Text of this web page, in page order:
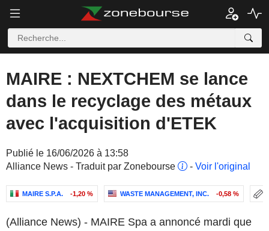
MAIRE : NEXTCHEM se lance
dans le recyclage des métaux
avec l'acquisition d'ETEK
Publié le 16/06/2026 à 13:58
Alliance News - Traduit par Zonebourse
- Voir l'original
MAIRE S.P.A. -1,20 % WASTE MANAGEMENT, INC. -0,58 %
(Alliance News) - MAIRE Spa a annoncé mardi que